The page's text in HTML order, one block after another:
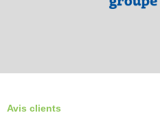
Avis clients